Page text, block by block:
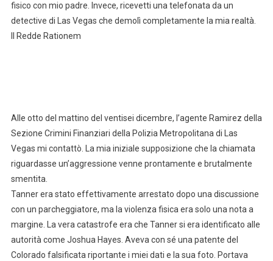
fisico con mio padre. Invece, ricevetti una telefonata da un
detective di Las Vegas che demolì completamente la mia realtà.
Il Redde Rationem
Alle otto del mattino del ventisei dicembre, l’agente Ramirez della
Sezione Crimini Finanziari della Polizia Metropolitana di Las
Vegas mi contattò. La mia iniziale supposizione che la chiamata
riguardasse un’aggressione venne prontamente e brutalmente
smentita.
Tanner era stato effettivamente arrestato dopo una discussione
con un parcheggiatore, ma la violenza fisica era solo una nota a
margine. La vera catastrofe era che Tanner si era identificato alle
autorità come Joshua Hayes. Aveva con sé una patente del
Colorado falsificata riportante i miei dati e la sua foto. Portava